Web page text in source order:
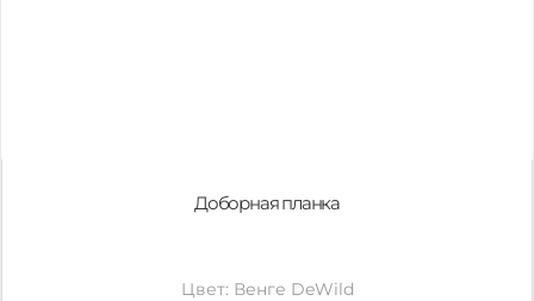
Доборная планка
Цвет: Венге DeWild